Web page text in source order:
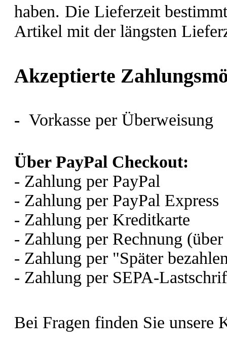
haben. Die Lieferzeit
Artikel mit der längsten
Akzeptierte
- Vorkasse per Überweisung
Über PayPal Checkout:
- Zahlung per PayPal
- Zahlung per PayPal Express
- Zahlung per Kreditkarte
- Zahlung per Rechnung
- Zahlung per "Später
- Zahlung per SEPA-
Bei Fragen finden Sie unsere